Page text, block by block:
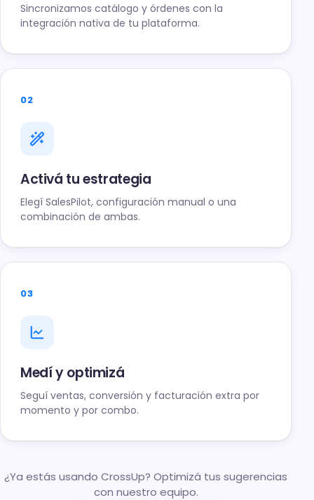
Sincronizamos catálogo y órdenes con la
integración nativa de tu plataforma.
02
Activá tu estrategia
Elegí SalesPilot, configuración manual o una
combinación de ambas.
03
Medí y optimizá
Seguí ventas, conversión y facturación extra por
momento y por combo.
¿Ya estás usando CrossUp? Optimizá tus sugerencias
con nuestro equipo.